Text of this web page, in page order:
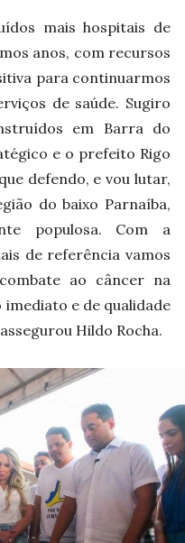
mais hospitais de
anos, com recursos
para continuarmos
de saúde. Sugiro
em Barra do
e o prefeito Rigo
defendo, e vou lutar,
do baixo Parnaíba,
populosa. Com a
de referência vamos
ao câncer na
e de qualidade
Hildo Rocha.